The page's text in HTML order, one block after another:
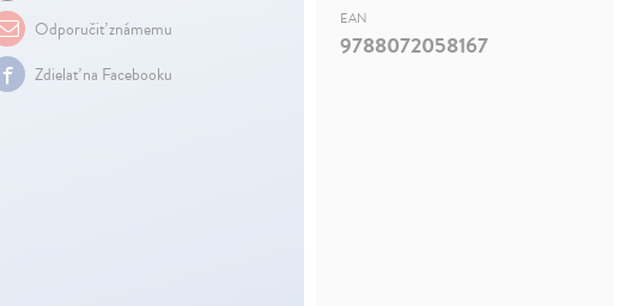
Odporučiť známemu
Zdielať na Facebooku
EAN
9788072058167